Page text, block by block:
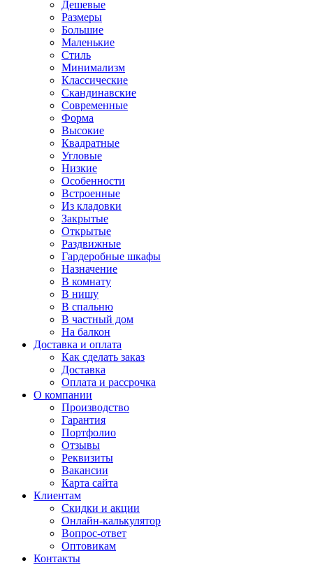
Дешевые
Размеры
Большие
Маленькие
Стиль
Минимализм
Классические
Скандинавские
Современные
Форма
Высокие
Квадратные
Угловые
Низкие
Особенности
Встроенные
Из кладовки
Закрытые
Открытые
Раздвижные
Гардеробные шкафы
Назначение
В комнату
В нишу
В спальню
В частный дом
На балкон
Доставка и оплата
Как сделать заказ
Доставка
Оплата и рассрочка
О компании
Производство
Гарантия
Портфолио
Отзывы
Реквизиты
Вакансии
Карта сайта
Клиентам
Скидки и акции
Онлайн-калькулятор
Вопрос-ответ
Оптовикам
Контакты